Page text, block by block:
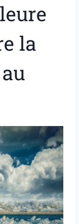
la